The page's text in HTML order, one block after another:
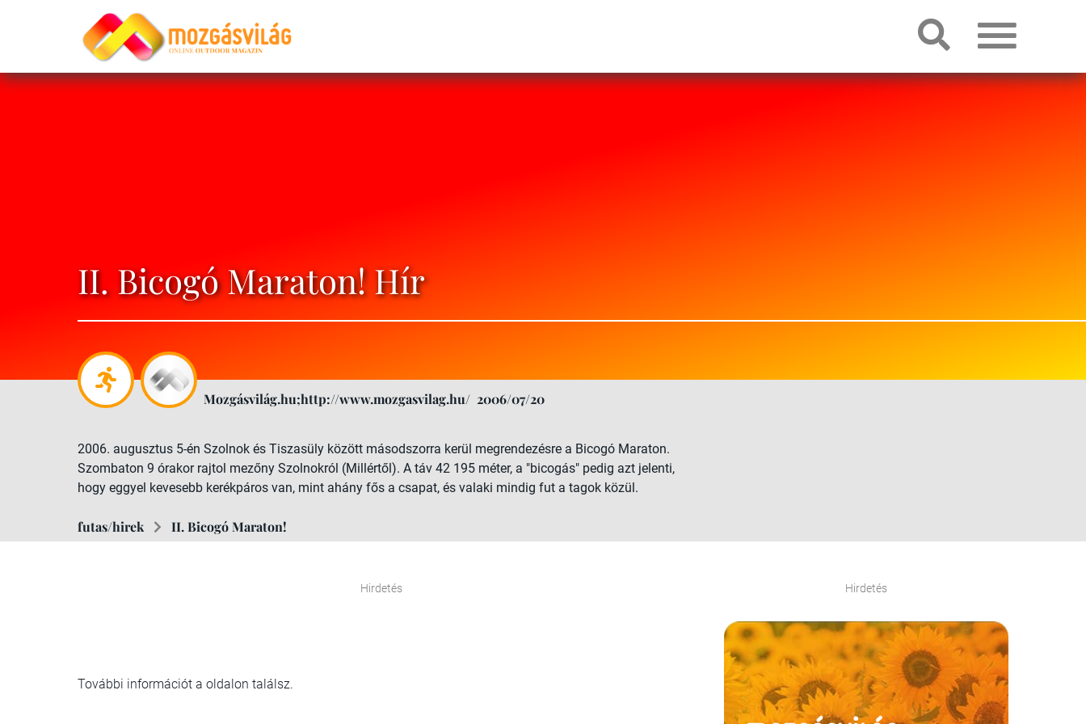
II. Bicogó Maraton! Hír
Mozgásvilág.hu;http://www.mozgasvilag.hu/ 2006/07/20
2006. augusztus 5-én Szolnok és Tiszasüly között másodszorra kerül megrendezésre a Bicogó Maraton.
Szombaton 9 órakor rajtol mezőny Szolnokról (Millértől). A táv 42 195 méter, a "bicogás" pedig azt jelenti,
hogy eggyel kevesebb kerékpáros van, mint ahány fős a csapat, és valaki mindig fut a tagok közül.
futas/hirek II. Bicogó Maraton!
Hirdetés
További információt a oldalon találsz.
Hirdetés